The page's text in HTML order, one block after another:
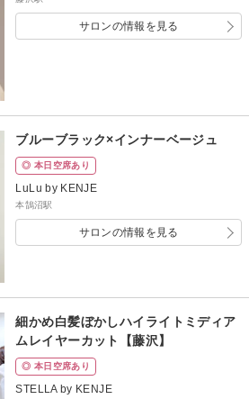
サロンの情報を見る
ブルーブラック×インナーベージュ
◎ 本日空席あり
LuLu by KENJE
本鵠沼駅
サロンの情報を見る
細かめ白髪ぼかしハイライトミディア
ムレイヤーカット【藤沢】
◎ 本日空席あり
STELLA by KENJE